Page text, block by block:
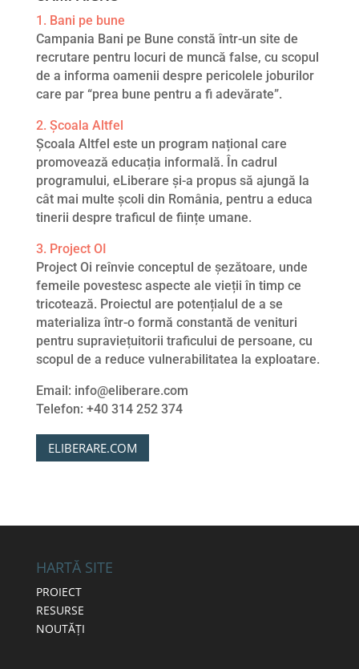
1. Bani pe bune
Campania Bani pe Bune constă într-un site de
recrutare pentru locuri de muncă false, cu scopul
de a informa oamenii despre pericolele joburilor
care par “prea bune pentru a fi adevărate”.
2. Școala Altfel
Școala Altfel este un program național care
promovează educația informală. În cadrul
programului, eLiberare și-a propus să ajungă la
cât mai multe școli din România, pentru a educa
tinerii despre traficul de ființe umane.
3. Project OI
Project Oi reînvie conceptul de șezătoare, unde
femeile povestesc aspecte ale vieții în timp ce
tricotează. Proiectul are potențialul de a se
materializa într-o formă constantă de venituri
pentru supraviețuitorii traficului de persoane, cu
scopul de a reduce vulnerabilitatea la exploatare.
Email: info@eliberare.com
Telefon: +40 314 252 374
ELIBERARE.COM
HARTĂ SITE
PROIECT
RESURSE
NOUTĂȚI